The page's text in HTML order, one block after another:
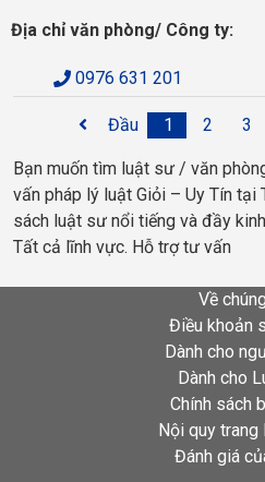
Địa chỉ văn phòng/ Công ty:
0976 631 201
Đầu 1 2 3
Bạn muốn tìm luật sư / văn
vấn pháp lý luật Giỏi – Uy Tín tại
sách luật sư nổi tiếng và đầy
Tất cả lĩnh vực. Hỗ trợ tư vấn
Về
Điều khoản
Dành cho
Dành cho
Chính sách
Nội quy trang
Đánh giá